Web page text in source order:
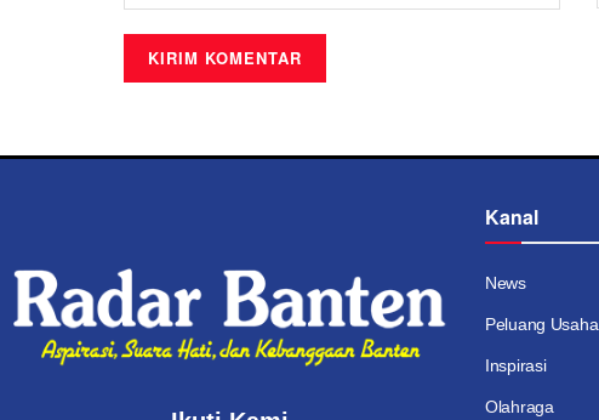
Kanal
News
Peluang Usaha
Inspirasi
Olahraga